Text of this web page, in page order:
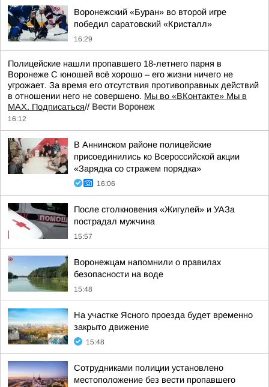
Воронежский «Буран» во второй игре
победил саратовский «Кристалл»
16:29
Полицейские нашли пропавшего 18-летнего парня в
Воронеже С юношей всё хорошо – его жизни ничего не
угрожает. За время его отсутствия противоправных действий
в отношении него не совершено. Мы во «ВКонтакте» Мы в
MAX. Подписаться// Вести Воронеж
16:12
В Аннинском районе полицейские
присоединились ко Всероссийской акции
«Зарядка со стражем порядка»
16:06
После столкновения «Жигулей» и УАЗа
пострадал мужчина
15:57
Воронежцам напомнили о правилах
безопасности на воде
15:48
На участке Ясного проезда будет временно
закрыто движение
15:48
Сотрудниками полиции установлено
местоположение без вести пропавшего